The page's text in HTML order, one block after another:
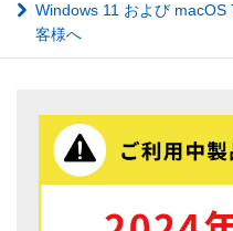
Windows 11 および
客様へ